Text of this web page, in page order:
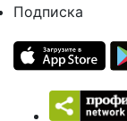
Подписка